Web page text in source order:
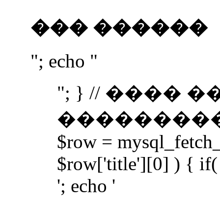
��� ������
"; echo "
"; } // ����
���������
$row =
$row['title'][0] ) { if(
'; echo '